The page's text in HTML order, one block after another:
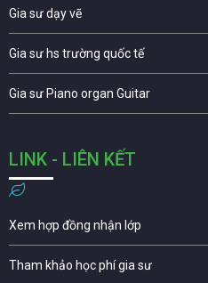
Gia sư dạy vẽ
Gia sư hs trường quốc tế
Gia sư Piano organ Guitar
LINK - LIÊN KẾT
Xem hợp đồng nhận lớp
Tham khảo học phí gia sư